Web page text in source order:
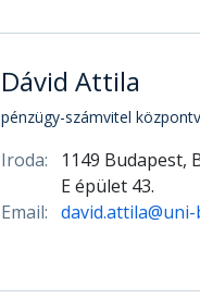
Dávid Attila
pénzügy-számvitel
Iroda:
1149 Budapest,
E épület 43.
Email: